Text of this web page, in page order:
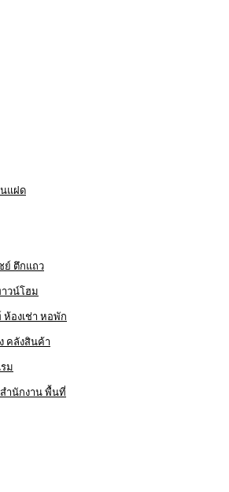
แฝด
ย์ ตึกแถว
วน์โฮม
ห้องเช่า หอพัก
คลังสินค้า
ม
ำนักงาน พื้นที่